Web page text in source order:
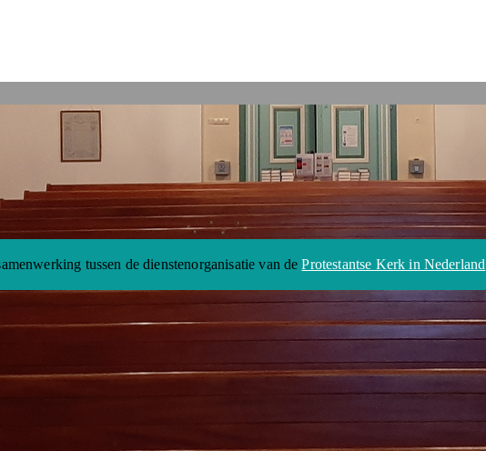
tussen de dienstenorganisatie van deProtestantse Kerk in Nederland